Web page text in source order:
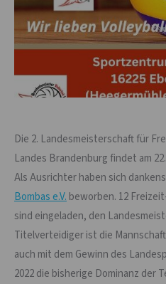
Die 2. Landesmeisterschaft für
Landes Brandenburg findet am
Als Ausrichter haben sich
Bombas e.V. beworben. 12
sind eingeladen, den
Titelverteidiger ist die
auch mit dem Gewinn des
2022 die bisherige Dominanz der